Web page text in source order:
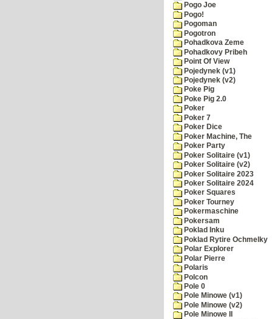
Pogo Joe
Pogo!
Pogoman
Pogotron
Pohadkova Zeme
Pohadkovy Pribeh
Point Of View
Pojedynek (v1)
Pojedynek (v2)
Poke Pig
Poke Pig 2.0
Poker
Poker 7
Poker Dice
Poker Machine, The
Poker Party
Poker Solitaire (v1)
Poker Solitaire (v2)
Poker Solitaire 2023
Poker Solitaire 2024
Poker Squares
Poker Tourney
Pokermaschine
Pokersam
Poklad Inku
Poklad Rytire Ochmelky
Polar Explorer
Polar Pierre
Polaris
Polcon
Pole 0
Pole Minowe (v1)
Pole Minowe (v2)
Pole Minowe II